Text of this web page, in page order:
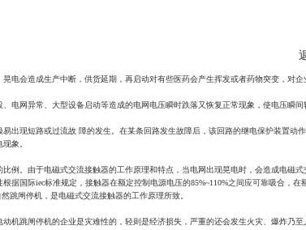
电会造成生产中断，供货延期，再启动对有些医药会产生挥发或者药物突变，对
电网异常、大型设备启动等造成的电网电压瞬时跌落又恢复正常现象，使电压瞬间
出现短路或过流故 障的发生。在某条回路发生故障后，该回路的继电保护装置
象。
例。由于电磁式交流接触器的工作原理和特点，当电网出现晃电时，会造成电磁
据国际iec标准规定，接触器在额定控制电源电压的85%~110%之间应可靠吸合，
跳闸停机，是电磁式交流接触器的工作原理所致。
机跳闸停机的企业是灾难性的，轻则是经济损失，严重的还会发生火灾、爆炸乃至